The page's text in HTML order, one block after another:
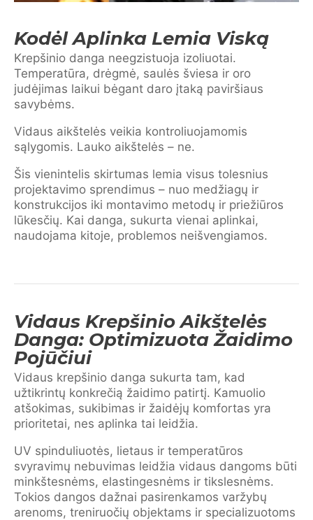
Kodėl Aplinka Lemia Viską
Krepšinio danga neegzistuoja izoliuotai.
Temperatūra, drėgmė, saulės šviesa ir oro
judėjimas laikui bėgant daro įtaką paviršiaus
savybėms.
Vidaus aikštelės veikia kontroliuojamomis
sąlygomis. Lauko aikštelės – ne.
Šis vienintelis skirtumas lemia visus tolesnius
projektavimo sprendimus – nuo medžiagų ir
konstrukcijos iki montavimo metodų ir priežiūros
lūkesčių. Kai danga, sukurta vienai aplinkai,
naudojama kitoje, problemos neišvengiamos.
Vidaus Krepšinio Aikštelės
Danga: Optimizuota Žaidimo
Pojūčiui
Vidaus krepšinio danga sukurta tam, kad
užtikrintų konkrečią žaidimo patirtį. Kamuolio
atšokimas, sukibimas ir žaidėjų komfortas yra
prioritetai, nes aplinka tai leidžia.
UV spinduliuotės, lietaus ir temperatūros
svyravimų nebuvimas leidžia vidaus dangoms būti
minkštesnėms, elastingesnėms ir tikslesnėms.
Tokios dangos dažnai pasirenkamos varžybų
arenoms, treniruočių objektams ir specializuotoms